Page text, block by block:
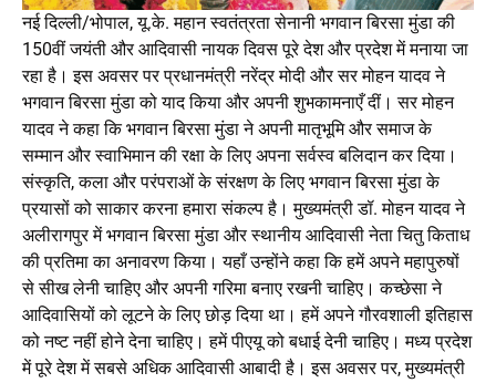
नई दिल्ली/भोपाल, यू.के. महान स्वतंत्रता सेनानी भगवान बिरसा मुंडा की
150वीं जयंती और आदिवासी नायक दिवस पूरे देश और प्रदेश में मनाया जा
रहा है। इस अवसर पर प्रधानमंत्री नरेंद्र मोदी और सर मोहन यादव ने
भगवान बिरसा मुंडा को याद किया और अपनी शुभकामनाएँ दीं। सर मोहन
यादव ने कहा कि भगवान बिरसा मुंडा ने अपनी मातृभूमि और समाज के
सम्मान और स्वाभिमान की रक्षा के लिए अपना सर्वस्व बलिदान कर दिया।
संस्कृति, कला और परंपराओं के संरक्षण के लिए भगवान बिरसा मुंडा के
प्रयासों को साकार करना हमारा संकल्प है। मुख्यमंत्री डॉ. मोहन यादव ने
अलीरागपुर में भगवान बिरसा मुंडा और स्थानीय आदिवासी नेता चितु किताध
की प्रतिमा का अनावरण किया। यहाँ उन्होंने कहा कि हमें अपने महापुरुषों
से सीख लेनी चाहिए और अपनी गरिमा बनाए रखनी चाहिए। कच्छेसा ने
आदिवासियों को लूटने के लिए छोड़ दिया था। हमें अपने गौरवशाली इतिहास
को नष्ट नहीं होने देना चाहिए। हमें पीएयू को बधाई देनी चाहिए। मध्य प्रदेश
में पूरे देश में सबसे अधिक आदिवासी आबादी है। इस अवसर पर, मुख्यमंत्री